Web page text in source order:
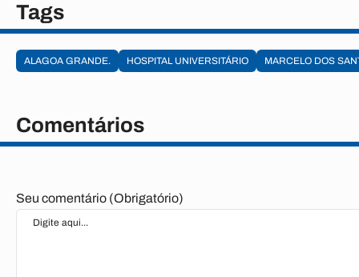
Tags
ALAGOA GRANDE. HOSPITAL UNIVERSITÁRIO MARCELO DOS
Comentários
Seu comentário (Obrigatório)